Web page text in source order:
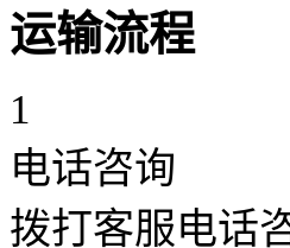
运输流程
1
电话咨询
拨打客服电话